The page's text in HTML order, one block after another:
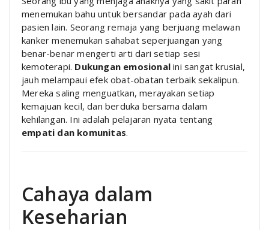
menemukan bahu untuk bersandar pada ayah dari
pasien lain. Seorang remaja yang berjuang melawan
kanker menemukan sahabat seperjuangan yang
benar-benar mengerti arti dari setiap sesi
kemoterapi. Dukungan emosional ini sangat krusial,
jauh melampaui efek obat-obatan terbaik sekalipun.
Mereka saling menguatkan, merayakan setiap
kemajuan kecil, dan berduka bersama dalam
kehilangan. Ini adalah pelajaran nyata tentang
empati dan komunitas.
Cahaya dalam
Keseharian